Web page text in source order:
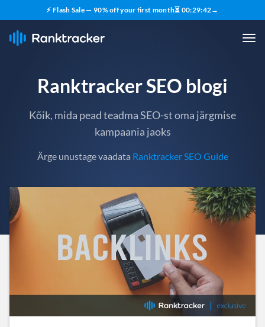
⚡ Flash Sale — 90% off your first month⏳ 00:29:40→
Ranktracker SEO blogi
Kõik, mida pead teadma SEO-st oma järgmise
kampaania jaoks
Ärge unustage vaadata Ranktracker SEO Guide